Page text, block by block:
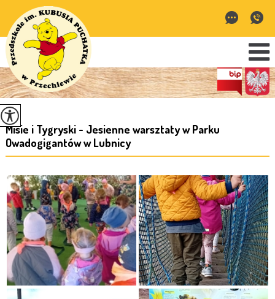
Misie i Tygryski - Jesienne warsztaty w Parku
Owadogigantów w Lubnicy